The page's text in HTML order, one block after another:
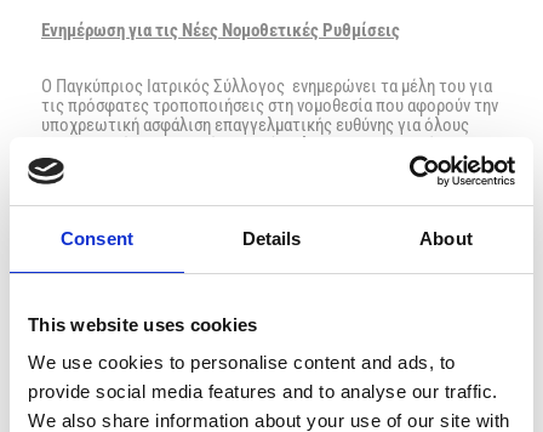
Consent Details About
This website uses cookies
We use cookies to personalise content and ads, to
provide social media features and to analyse our traffic.
We also share information about your use of our site with
Ενημέρωση για τις Νέες Νομοθετικές Ρυθμίσεις
Ο Παγκύπριος Ιατρικός Σύλλογος ενημερώνει τα μέλη του για
τις πρόσφατες τροποποιήσεις στη νομοθεσία που αφορούν την
υποχρεωτική ασφάλιση επαγγελματικής ευθύνης για όλους
τους ιατρούς που ασκούν το επάγγελμα στην Κυπριακή
Δημοκρατία.
τροποποίηση του περί Εγγραφής Ιατρών Νόμου, η οποία
26 Ιουλίου 2024 (Ν. 15(Ι)/2024).
Σύμφωνα με το Άρθρο 7Ζ του νόμου, καθίσταται πλέον
υποχρεωτική η σύναψη ασφαλιστικής σύμβασης έναντι αστικής
ευθύνης για επαγγελματική αμέλεια για κάθε εγγεγραμμένο
ιατρό που ασκεί την ιατρική στη Δημοκρατία.